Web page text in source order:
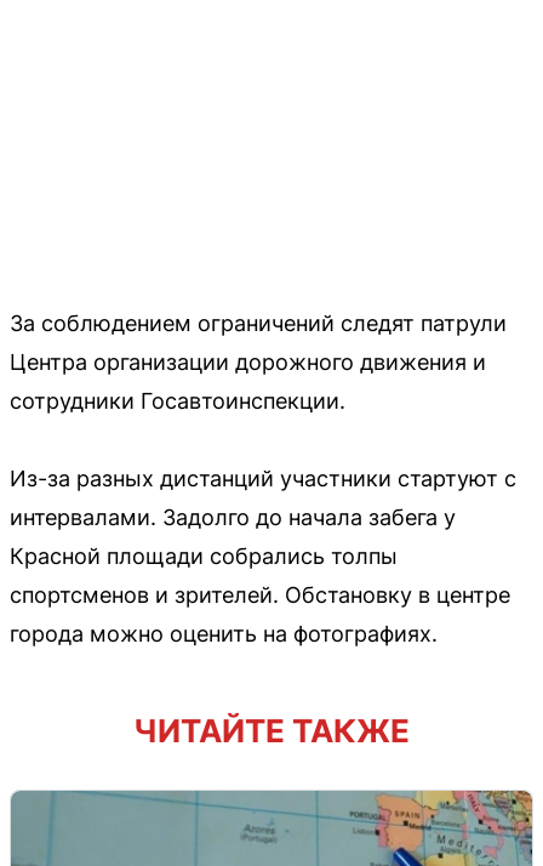
За соблюдением ограничений следят патрули
Центра организации дорожного движения и
сотрудники Госавтоинспекции.
Из-за разных дистанций участники стартуют с
интервалами. Задолго до начала забега у
Красной площади собрались толпы
спортсменов и зрителей. Обстановку в центре
города можно оценить на фотографиях.
ЧИТАЙТЕ ТАКЖЕ